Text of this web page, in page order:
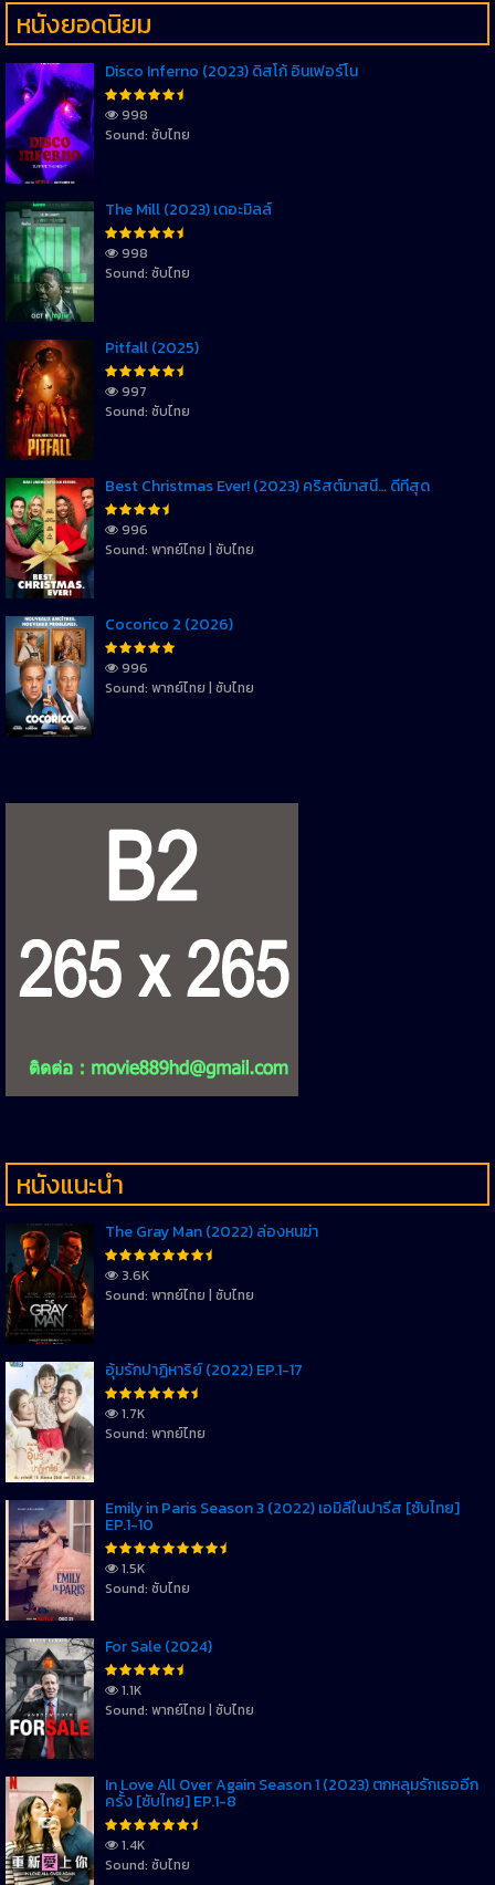
หนังยอดนิยม
Disco Inferno (2023) ดิสโก้ อินเฟอร์โน
998
Sound: ซับไทย
The Mill (2023) เดอะมิลล์
998
Sound: ซับไทย
Pitfall (2025)
997
Sound: ซับไทย
Best Christmas Ever! (2023) คริสต์มาสนี้… ดีที่สุด
996
Sound: พากย์ไทย | ซับไทย
Cocorico 2 (2026)
996
Sound: พากย์ไทย | ซับไทย
หนังแนะนำ
The Gray Man (2022) ล่องหนฆ่า
3.6K
Sound: พากย์ไทย | ซับไทย
อุ้มรักปาฏิหาริย์ (2022) EP.1-17
1.7K
Sound: พากย์ไทย
Emily in Paris Season 3 (2022) เอมิลี่ในปารีส [ซับไทย]
EP.1-10
1.5K
Sound: ซับไทย
For Sale (2024)
1.1K
Sound: พากย์ไทย | ซับไทย
In Love All Over Again Season 1 (2023) ตกหลุมรักเธออีก
ครั้ง [ซับไทย] EP.1-8
1.4K
Sound: ซับไทย